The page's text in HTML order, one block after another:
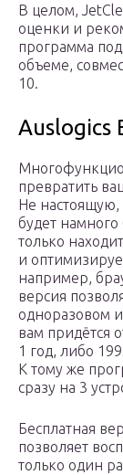
В целом,
оценки и
программа
объеме,
10.
Auslogics
превратить
Не настоящую,
будет
только
и
например,
версия
одноразовом
вам придётся
1 год, либо
К тому же
сразу на 3
Бесплатная
позволяет
только один